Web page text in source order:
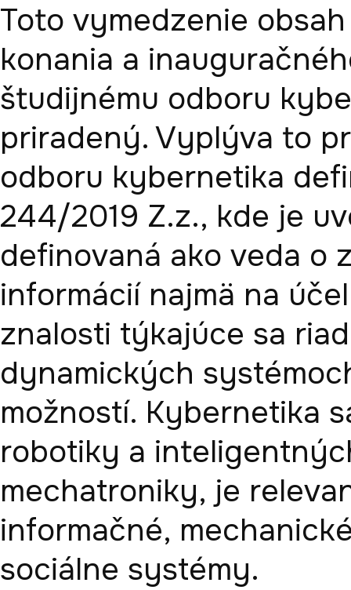
Toto vymedzenie
konania a
študijnému odboru
priradený. Vyplýva to
odboru kybernetika
244/2019 Z.z., kde je
definovaná ako veda o
informácií najmä na
znalosti týkajúce sa
dynamických
možností. Kybernetika
robotiky a
mechatroniky, je
informačné,
sociálne systémy.